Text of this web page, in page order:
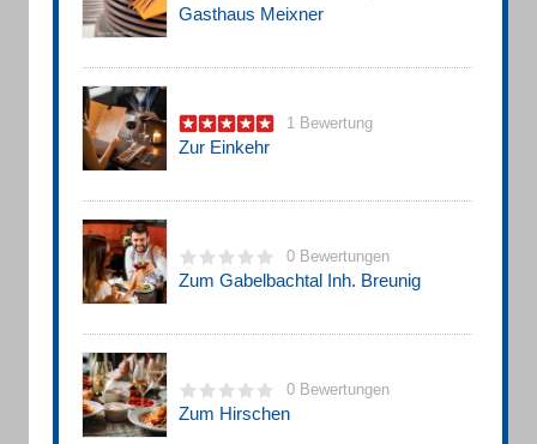
Gasthaus Meixner
1 Bewertung
Zur Einkehr
0 Bewertungen
Zum Gabelbachtal Inh. Breunig
0 Bewertungen
Zum Hirschen